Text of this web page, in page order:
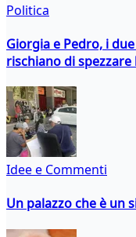
Politica
Giorgia e Pedro, i
rischiano di spezzare
Idee e Commenti
Un palazzo che è un